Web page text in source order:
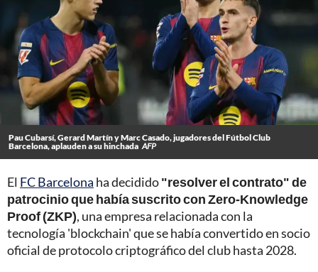
Pau Cubarsí, Gerard Martín y Marc Casado, jugadores del Fútbol Club
Barcelona, aplauden a su hinchada AFP
El FC Barcelona ha decidido"resolver el contrato" de
patrocinio que había suscrito con Zero-Knowledge
Proof (ZKP), una empresa relacionada con la
tecnología 'blockchain' que se había convertido en socio
oficial de protocolo criptográfico del club hasta 2028.